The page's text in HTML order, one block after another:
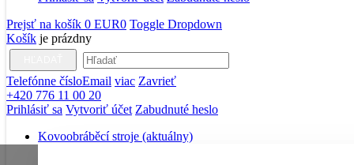
Prejsť na košík 0 EUR0 Toggle Dropdown
Košík je prázdny
Telefónne čísloEmail viac Zavrieť
+420 776 11 00 20
Prihlásiť sa Vytvoriť účet Zabudnuté heslo
Kovoobráběcí stroje (aktuálny)